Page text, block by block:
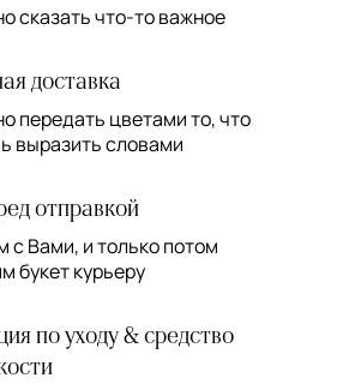
сказать что-то важное
доставка
передать цветами то, что
выразить словами
отправкой
с Вами, и только потом
букет курьеру
по уходу & средство